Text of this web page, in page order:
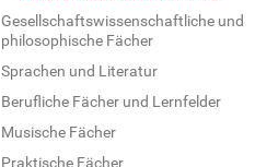
Gesellschaftswissenschaftliche und
philosophische Fächer
Sprachen und Literatur
Berufliche Fächer und Lernfelder
Musische Fächer
Praktische Fächer